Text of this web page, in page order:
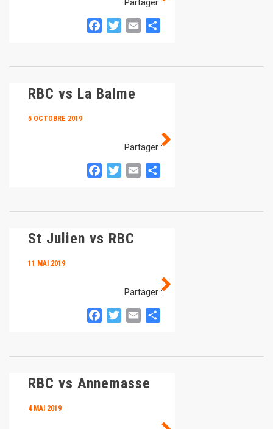
Partager :
FacebookTwitterEmail
RBC vs La Balme
5 OCTOBRE 2019
Partager :
FacebookTwitterEmail
St Julien vs RBC
11 MAI 2019
Partager :
FacebookTwitterEmail
RBC vs Annemasse
4 MAI 2019